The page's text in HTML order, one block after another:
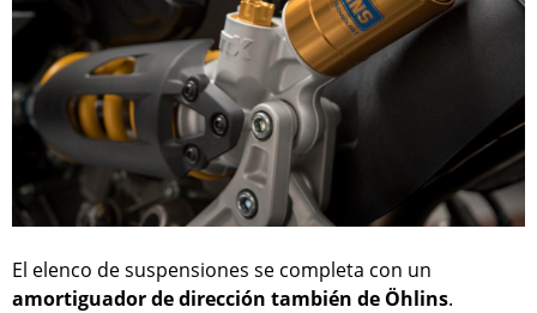
El elenco de suspensiones se completa con un
amortiguador de dirección también de Öhlins.